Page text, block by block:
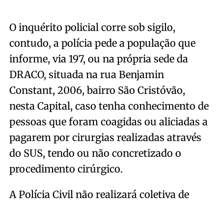
O inquérito policial corre sob sigilo,
contudo, a polícia pede a população que
informe, via 197, ou na própria sede da
DRACO, situada na rua Benjamin
Constant, 2006, bairro São Cristóvão,
nesta Capital, caso tenha conhecimento de
pessoas que foram coagidas ou aliciadas a
pagarem por cirurgias realizadas através
do SUS, tendo ou não concretizado o
procedimento cirúrgico.
A Polícia Civil não realizará coletiva de